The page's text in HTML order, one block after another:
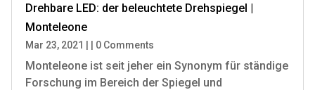
Drehbare LED: der beleuchtete Drehspiegel |
Monteleone
Mar 23, 2021 0 Comments
Monteleone ist seit jeher ein Synonym für ständige
Forschung im Bereich der Spiegel und